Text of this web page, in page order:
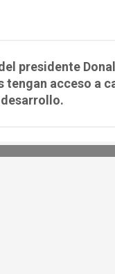
presidente
tengan acceso a